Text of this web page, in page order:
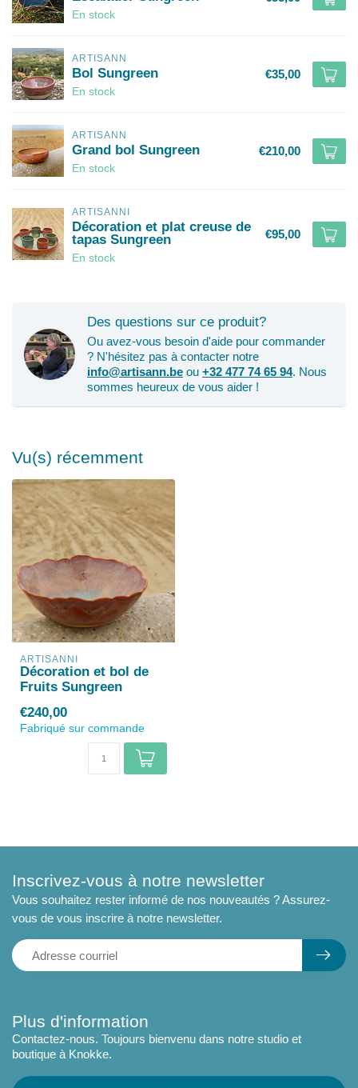
En stock
ARTISANN
Bol Sungreen
En stock
€35,00
ARTISANN
Grand bol Sungreen
En stock
€210,00
ARTISANNI
Décoration et plat creuse de
tapas Sungreen
En stock
€95,00
Des questions sur ce produit?
Ou avez-vous besoin d'aide pour commander
? N'hésitez pas à contacter notre
info@artisann.be ou +32 477 74 65 94. Nous
sommes heureux de vous aider !
Vu(s) récemment
ARTISANNI
Décoration et bol de
Fruits Sungreen
€240,00
Fabriqué sur commande
Plus d'information
Contactez-nous. Toujours bienvenu dans notre studio et
boutique à Knokke.
Inscrivez-vous à notre newsletter
Vous souhaitez rester informé de nos nouveautés ? Assurez-
vous de vous inscrire à notre newsletter.